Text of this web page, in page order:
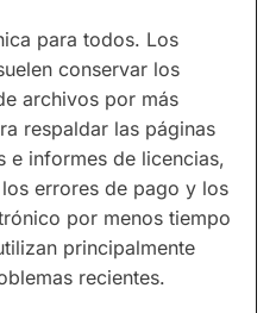
para todos. Los
conservar los
archivos por más
respaldar las páginas
e informes de licencias,
errores de pago y los
por menos tiempo
principalmente
recientes.